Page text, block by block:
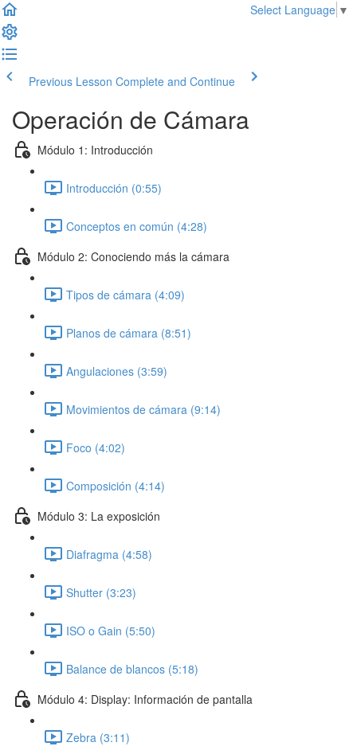
Select Language ▼
Previous Lesson Complete and Continue
Operación de Cámara
Módulo 1: Introducción
Introducción (0:55)
Conceptos en común (4:28)
Módulo 2: Conociendo más la cámara
Tipos de cámara (4:09)
Planos de cámara (8:51)
Angulaciones (3:59)
Movimientos de cámara (9:14)
Foco (4:02)
Composición (4:14)
Módulo 3: La exposición
Diafragma (4:58)
Shutter (3:23)
ISO o Gain (5:50)
Balance de blancos (5:18)
Módulo 4: Display: Información de pantalla
Zebra (3:11)